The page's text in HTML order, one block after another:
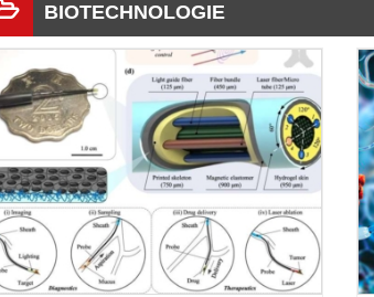
BIOTECHNOLOGIE